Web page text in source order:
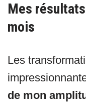
Mes
mois
Les
de mon